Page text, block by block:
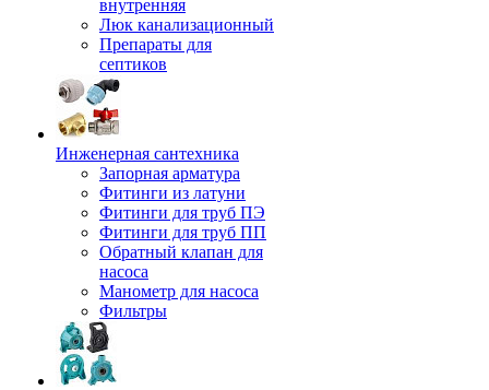
внутренняя
Люк канализационный
Препараты для
септиков
Инженерная сантехника
Запорная арматура
Фитинги из латуни
Фитинги для труб ПЭ
Фитинги для труб ПП
Обратный клапан для
насоса
Манометр для насоса
Фильтры